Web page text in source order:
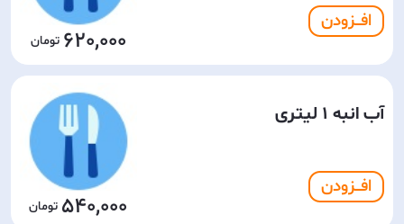
افـــزودن
620,000
آب انبه 1 لیتری
افـــزودن
540,000